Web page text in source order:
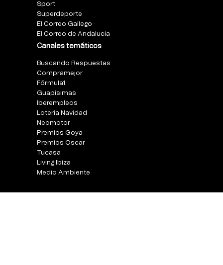
Sport
Superdeporte
El Correo Gallego
El Correo de Andalucia
Canales temáticos
Buscando Respuestas
Compramejor
Fórmula1
Guapisimas
Iberempleos
Loteria Navidad
Neomotor
Premios Goya
Premios Oscar
Tucasa
Living Ibiza
Medio Ambiente